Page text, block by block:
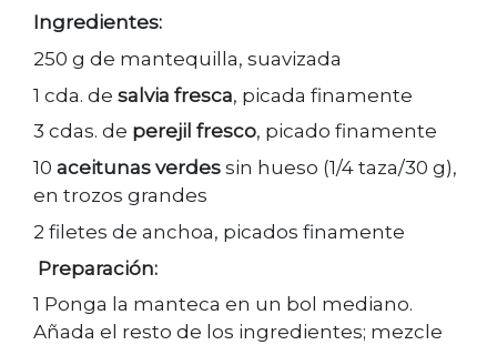
Ingredientes:
250 g de mantequilla, suavizada
1 cda. de salvia fresca, picada finamente
3 cdas. de perejil fresco, picado finamente
10 aceitunas verdes sin hueso (1/4 taza/30 g),
en trozos grandes
2 filetes de anchoa, picados finamente
Preparación:
1 Ponga la manteca en un bol mediano.
Añada el resto de los ingredientes; mezcle